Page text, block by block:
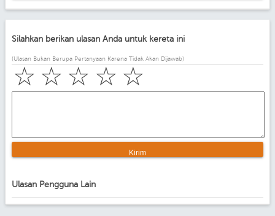
Silahkan berikan ulasan Anda untuk kereta ini
(Ulasan Bukan Berupa Pertanyaan Karena Tidak Akan Dijawab)
☆
☆
☆
☆
☆
Ulasan Pengguna Lain